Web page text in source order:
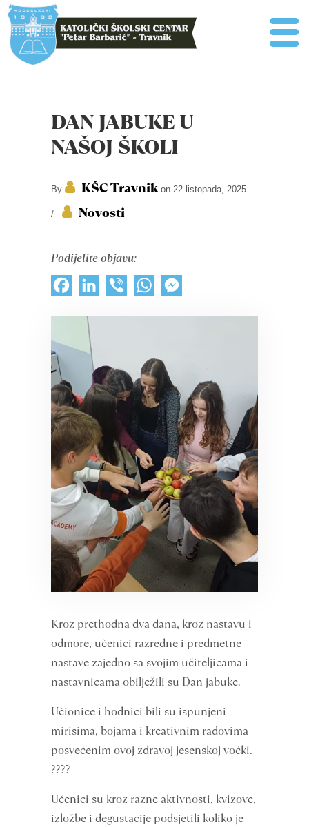
DAN JABUKE U
NAŠOJ ŠKOLI
By KŠC Travnikon 22 listopada, 2025
/ Novosti
Podijelite objavu:
FacebookLinkedInViber WhatsApp
Kroz prethodna dva dana, kroz nastavu i
odmore, učenici razredne i predmetne
nastave zajedno sa svojim učiteljicama i
nastavnicama obilježili su Dan jabuke.
Učionice i hodnici bili su ispunjeni
mirisima, bojama i kreativnim radovima
posvećenim ovoj zdravoj jesenskoj voćki.
????
Učenici su kroz razne aktivnosti, kvizove,
izložbe i degustacije podsjetili koliko je